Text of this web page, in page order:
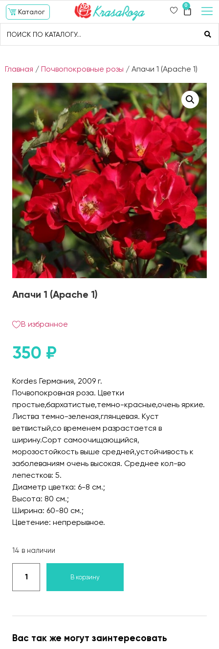
Каталог
0
Главная / Почвопокровные розы / Апачи 1 (Apache 1)
Апачи 1 (Apache 1)
В избранное
350 ₽
Kordes Германия, 2009 г.
Почвопокровная роза. Цветки
простые,бархатистые,темно-красные,очень яркие.
Листва темно-зеленая,глянцевая. Куст
ветвистый,со временем разрастается в
ширину.Сорт самоочищающийся,
морозостойкость выше средней,устойчивость к
заболеваниям очень высокая. Среднее кол-во
лепестков: 5.
Диаметр цветка: 6-8 см.;
Высота: 80 см.;
Ширина: 60-80 см.;
Цветение: непрерывное.
14 в наличии
В корзину
Вас так же могут заинтересовать